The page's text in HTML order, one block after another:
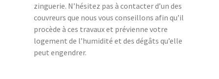
zinguerie. N’hésitez pas à contacter d’un des
couvreurs que nous vous conseillons afin qu’il
procède à ces travaux et prévienne votre
logement de l’humidité et des dégâts qu’elle
peut engendrer.